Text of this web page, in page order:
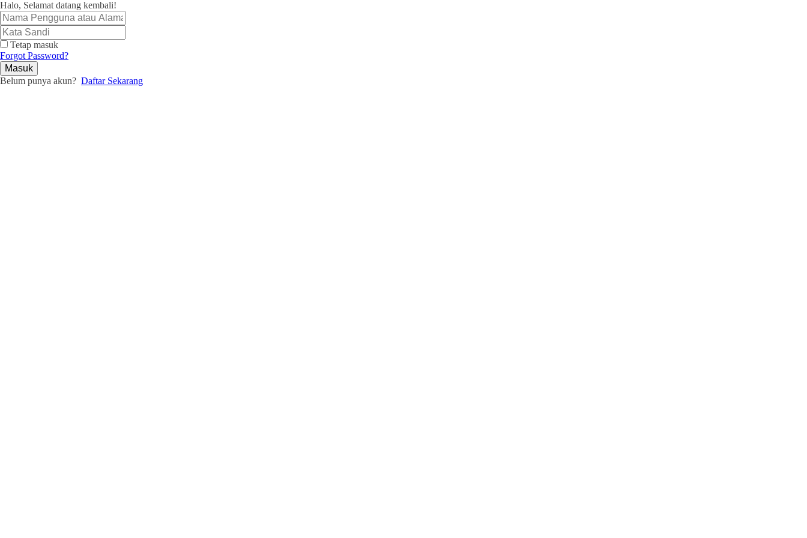
Halo, Selamat datang kembali!
Tetap masuk
Forgot Password?
Masuk
Belum punya akun? Daftar Sekarang